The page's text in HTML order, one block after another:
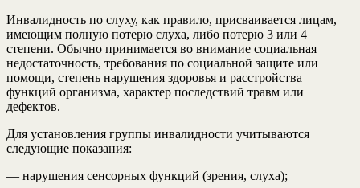
Инвалидность по слуху, как правило, присваивается лицам,
имеющим полную потерю слуха, либо потерю 3 или 4
степени. Обычно принимается во внимание социальная
недостаточность, требования по социальной защите или
помощи, степень нарушения здоровья и расстройства
функций организма, характер последствий травм или
дефектов.
Для установления группы инвалидности учитываются
следующие показания:
— нарушения сенсорных функций (зрения, слуха);